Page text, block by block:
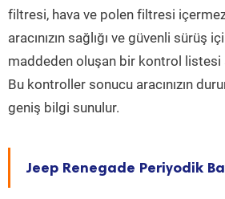
filtresi, hava ve polen filtresi
aracınızın sağlığı ve güvenli sürüş
maddeden oluşan bir kontrol listesi
Bu kontroller sonucu aracınızın
geniş bilgi sunulur.
Jeep Renegade Periyodik